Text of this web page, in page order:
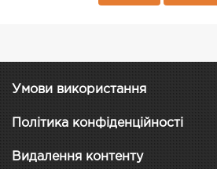
Умови використання
Політика конфіденційності
Видалення контенту